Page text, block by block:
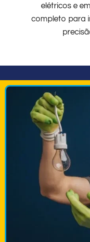
elétricos e
completo para